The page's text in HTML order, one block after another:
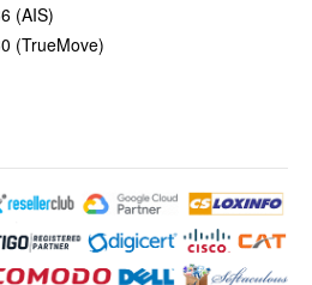
(AIS)
(TrueMove)